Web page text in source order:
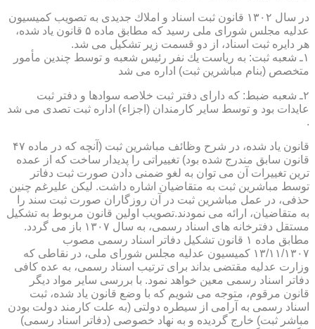
در سال ۱۳۰۲ قانون ثبت اسناد و املاك جدیدی به تصویب كمیسیون
عدلیه مجلس شورای ملی رسید كه مطابق ماده ۵ قانون یاد شده،
هر دایره ثبت اسناد، از دو قسمت زیر تشكیل می شد.
۱ـ شعبه ثبت: به ریاست یك نفر رئیس شعبه و توسط چندین مأمور
متخصص (بنام مباشرین ثبت) اداره می شد
۲ـ شعبه ضبط: كه دارای دفتر ثبت خلاصه سوادها و دفتر ثبت
عایدات بود و توسط سایر كارمندان (اجزاء) اداره ثبت تصدی می شد
.
قانون یاد شده، در شرح وظائف مباشرین ثبت (آنچه كه در ماده ۴۷
قانون سابق مندرج شده بود) تغییراتی را پدیدار ساخت كه از عمده
ترین تغییرات آن می توان به لغو ضمنی دادن صورت ثبت دفاتر
توسط مباشرین ثبت به متقاضیان اشاره داشت. لیكن علیرغم چنین
حذفی، در عمل مباشرین ثبت در آن روزگاران صورت ثبت سند را
به متقاضیان، ارائه می نمودند.تصویب اولین قانون مربوط به تشكیل
مستقل دفترخانه های اسناد رسمی، به سال ۱۳۰۷ باز می گردد.
مطابق ماده ۱ قانون تشكیل دفاتر اسناد رسمی مصوب
۱۳/۱۱/۱۳۰۷ كمیسیون عدلیه مجلس شورای ملی، در نقاطی كه
وزارت عدلیه مقتضی بداند برای ترتیب اسناد رسمی، به عده كافی
دفاتر اسناد رسمی معین خواهد نمود. با بررسی سایر مواد دیگر
قانون مرقوم، متوجه می شویم كه با وضع قانون یاد شده، ثبت
اسناد رسمی به آرامی از سیطره دولتی (به علت كارمند دولت بودن
مباشر ثبت) خارج گردیده و به نهاد خصوصی (دفاتر اسناد رسمی)